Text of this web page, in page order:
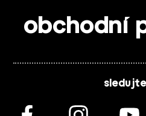
obchodní